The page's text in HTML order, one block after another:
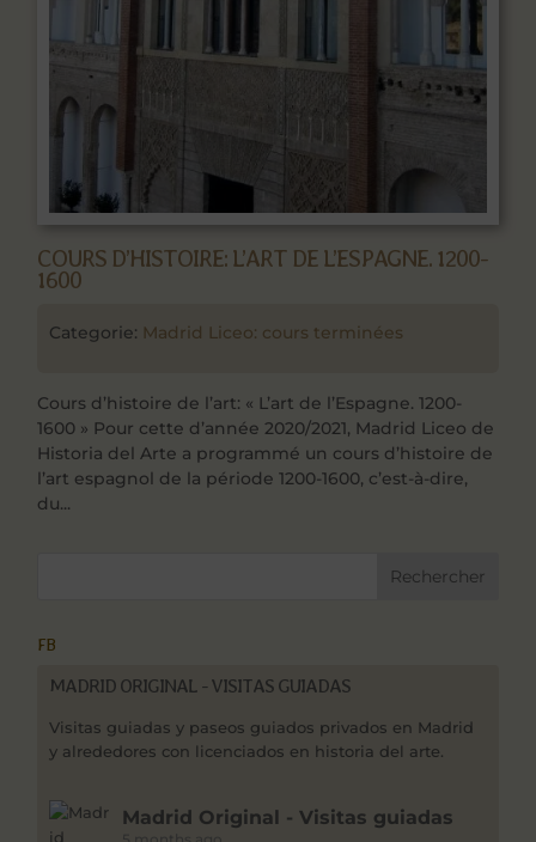
COURS D’HISTOIRE: L’ART DE L’ESPAGNE. 1200-
1600
Categorie: Madrid Liceo: cours terminées
Cours d’histoire de l’art: « L’art de l’Espagne. 1200-
1600 » Pour cette d’année 2020/2021, Madrid Liceo de
Historia del Arte a programmé un cours d’histoire de
l’art espagnol de la période 1200-1600, c’est-à-dire,
du...
FB
MADRID ORIGINAL - VISITAS GUIADAS
Visitas guiadas y paseos guiados privados en Madrid
y alrededores con licenciados en historia del arte.
Madrid Original - Visitas guiadas